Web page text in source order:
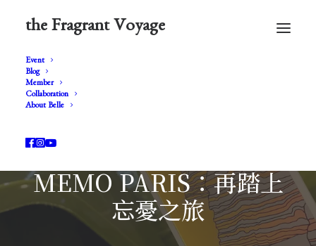
the Fragrant Voyage
Event
Blog
Member
Collaboration
About Belle
MEMO PARIS：再踏上
忘憂之旅